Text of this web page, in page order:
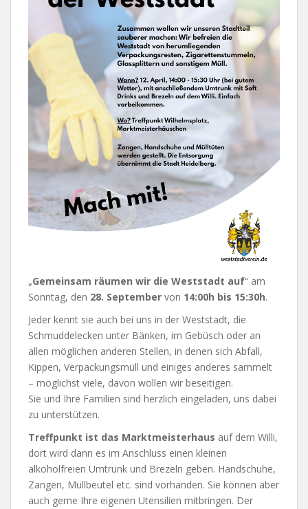
„Gemeinsam räumen wir die Weststadt auf“ am
Sonntag, den 28. September von 14:00h bis 15:30h.
Jeder kennt sie auch bei uns in der Weststadt, die
Schmuddelecken unter Bänken, im Gebüsch oder an
allen möglichen anderen Stellen, in denen sich Abfall,
Kippen, Verpackungsmüll und einiges anderes sammelt
– möglichst viele, davon wollen wir beseitigen.
Sie und Ihre Familien sind herzlich eingeladen, uns dabei
zu unterstützen.
Treffpunkt ist das Marktmeisterhaus auf dem Willi,
dort wird dann es im Anschluss einen kleinen
alkoholfreien Umtrunk und Brezeln geben. Handschuhe,
Zangen, Müllbeutel etc. sind vorhanden. Sie können aber
auch gerne Ihre eigenen Utensilien mitbringen. Der